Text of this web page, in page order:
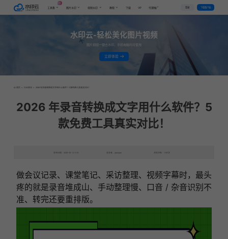
工具集
AI
图片水印 视频水印 教程 下载 VIP 代理推广 登录 下载客户端
水印云-轻松美化图片视频
图片视频一键去水印，手机电脑均可使用
立即体验
首页 > 行业资讯 > 2026 年录音转换成文字用什么软件？5 款免费工具真实对比！
2026 年录音转换成文字用什么软件？5
款免费工具真实对比！
发布日期：2026-05-13 11:51 发表者：qianqian 浏览次数：1167次
做会议记录、课堂笔记、采访整理、视频字幕时，最头
疼的就是录音堆成山、手动整理慢、口音 / 杂音识别不
准、转完还要重排版。